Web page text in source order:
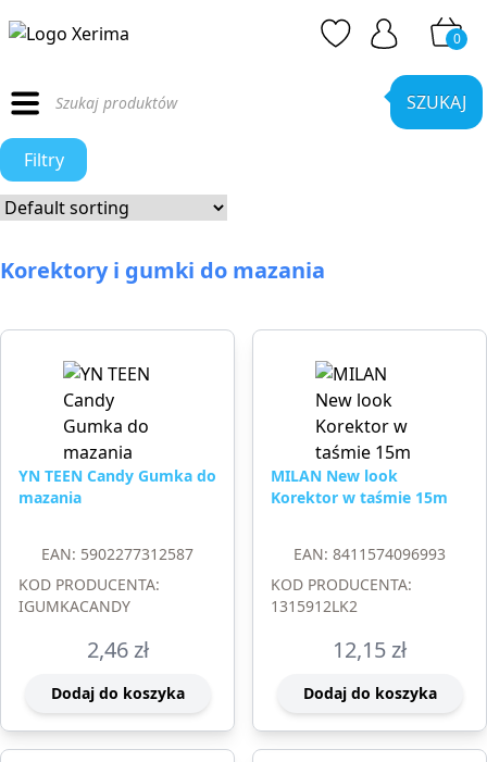
0
produktów SZUKAJ
Filtry
Korektory i gumki do mazania
YN TEEN Candy Gumka do
mazania
EAN: 5902277312587
KOD PRODUCENTA:
IGUMKACANDY
2,46zł
Dodaj do koszyka
MILAN New look
Korektor w taśmie 15m
EAN: 8411574096993
KOD PRODUCENTA:
1315912LK2
12,15zł
Dodaj do koszyka